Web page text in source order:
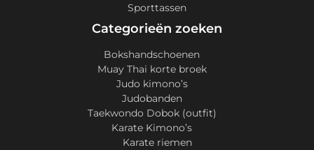
Sporttassen
Categorieën zoeken
Bokshandschoenen
Muay Thai korte broek
Judo kimono’s
Judobanden
Taekwondo Dobok (outfit)
Karate Kimono’s
Karate riemen